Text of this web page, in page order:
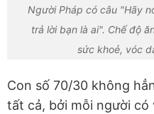
Người Pháp có câu "Hãy
trả lời bạn là ai". Chế độ
sức khoẻ, vóc
Con số 70/30 không
tất cả, bởi mỗi người có